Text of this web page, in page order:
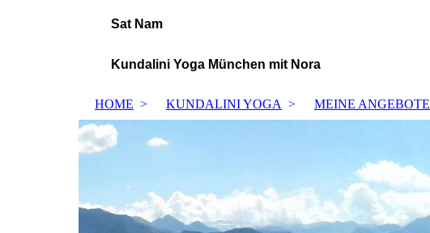
Sat Nam
Kundalini Yoga München mit Nora
HOME KUNDALINI YOGA MEINE ANGEBOTE